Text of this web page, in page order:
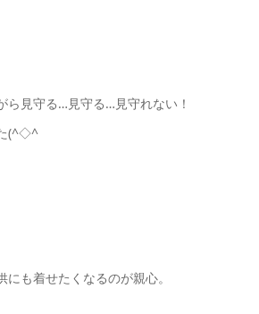
ら見守る…見守る…見守れない！
(^◇^
も着せたくなるのが親心。